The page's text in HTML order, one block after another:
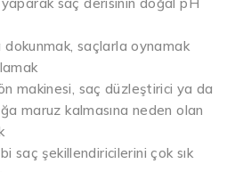
dokunmak, saçlarla oynamak
makinesi, saç düzleştirici ya da
maruz kalmasına neden olan
saç şekillendiricilerini çok sık